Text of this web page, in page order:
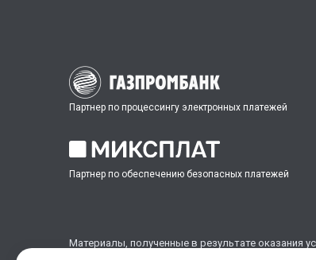
Партнер по процессингу электронных платежей
Партнер по обеспечению безопасных платежей
Материалы, полученные в результате оказания